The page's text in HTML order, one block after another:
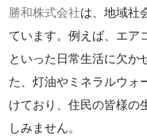
勝和株式会社は、地域社
ています。例えば、エア
といった日常生活に欠か
た、灯油やミネラルウォ
けており、住民の皆様の
しみません。